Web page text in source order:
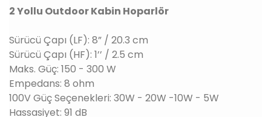
2 Yollu Outdoor Kabin Hoparlör
Sürücü Çapı (LF): 8” / 20.3 cm
Sürücü Çapı (HF): 1’’ / 2.5 cm
Maks. Güç: 150 - 300 W
Empedans: 8 ohm
100V Güç Seçenekleri: 30W - 20W -10W - 5W
Hassasiyet: 91 dB